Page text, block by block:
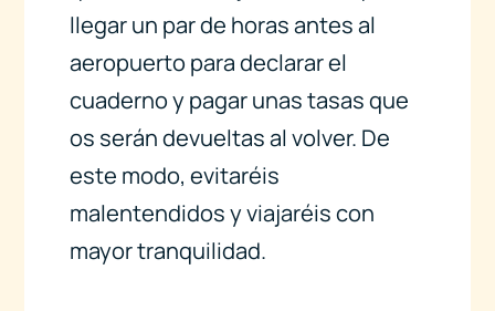
llegar un par de horas antes al
aeropuerto para declarar el
cuaderno y pagar unas tasas que
os serán devueltas al volver. De
este modo, evitaréis
malentendidos y viajaréis con
mayor tranquilidad.